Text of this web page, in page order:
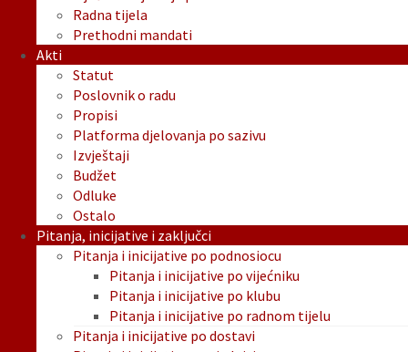
Radna tijela
Prethodni mandati
Akti
Statut
Poslovnik o radu
Propisi
Platforma djelovanja po sazivu
Izvještaji
Budžet
Odluke
Ostalo
Pitanja, inicijative i zaključci
Pitanja i inicijative po podnosiocu
Pitanja i inicijative po vijećniku
Pitanja i inicijative po klubu
Pitanja i inicijative po radnom tijelu
Pitanja i inicijative po dostavi